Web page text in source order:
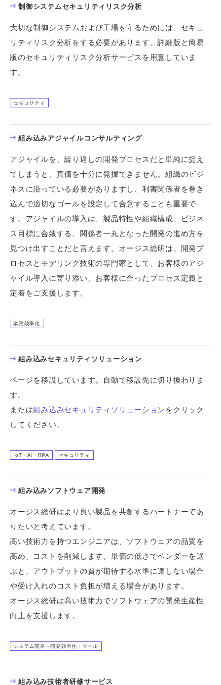
制御システムセキュリティリスク分析
大切な制御システムおよび工場を守るためには、セキュ
リティリスク分析をする必要があります。詳細版と簡易
版のセキュリティリスク分析サービスを用意していま
す。
セキュリティ
組み込みアジャイルコンサルティング
アジャイルを、繰り返しの開発プロセスだと単純に捉え
てしまうと、真価を十分に発揮できません。組織のビジ
ネスに沿っている必要がありますし、利害関係者を巻き
込んで適切なゴールを設定して合意することも重要で
す。アジャイルの導入は、製品特性や組織構成、ビジネ
ス目標に合致する、関係者一丸となった開発の進め方を
見つけ出すことだと言えます。オージス総研は、開発プ
ロセスとモデリング技術の専門家として、お客様のアジ
ャイル導入に寄り添い、お客様に合ったプロセス定義と
定着をご支援します。
業務効率化
組み込みセキュリティソリューション
ページを移設しています。自動で移設先に切り換わりま
す。
または組み込みセキュリティソリューション をクリック
してください。
IoT・AI・RPA セキュリティ
組み込みソフトウェア開発
オージス総研はより良い製品を共創するパートナーであ
りたいと考えています。
高い技術力を持つエンジニアは、ソフトウェアの品質を
高め、コストを削減します。単価の低さでベンダーを選
ぶと、アウトプットの質が期待する水準に達しない場合
や受け入れのコスト負担が増える場合があります。
オージス総研は高い技術力でソフトウェアの開発生産性
向上を支援します。
システム開発－開発効率化・ツール
組み込み技術者研修サービス